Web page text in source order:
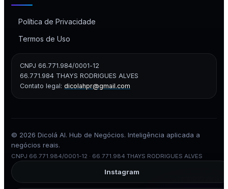
Política de Privacidade
Termos de Uso
CNPJ 66.771.984/0001-12
66.771.984 THAYS RODRIGUES ALVES
Contato legal: dicolahpr@gmail.com
© 2026 Dicolá AI. Hub de Negócios. Inteligência aplicada a
negócios reais.
CNPJ 66.771.984/0001-12 · 66.771.984 THAYS RODRIGUES ALVES
Instagram